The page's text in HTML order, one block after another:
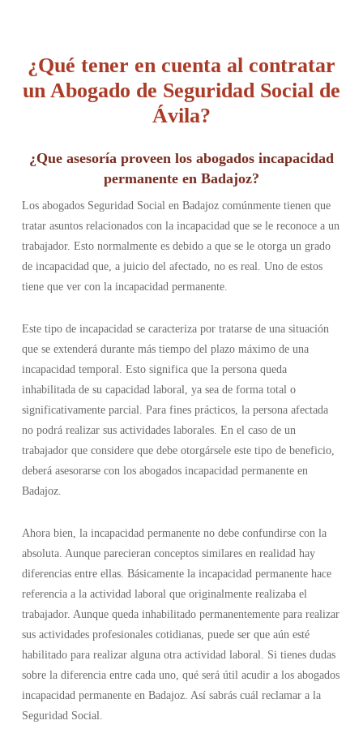
¿Qué tener en cuenta al contratar
un Abogado de Seguridad Social de
Ávila?
¿Que asesoría proveen los abogados incapacidad
permanente en Badajoz?
Los abogados Seguridad Social en Badajoz comúnmente tienen que
tratar asuntos relacionados con la incapacidad que se le reconoce a un
trabajador. Esto normalmente es debido a que se le otorga un grado
de incapacidad que, a juicio del afectado, no es real. Uno de estos
tiene que ver con la incapacidad permanente.
Este tipo de incapacidad se caracteriza por tratarse de una situación
que se extenderá durante más tiempo del plazo máximo de una
incapacidad temporal. Esto significa que la persona queda
inhabilitada de su capacidad laboral, ya sea de forma total o
significativamente parcial. Para fines prácticos, la persona afectada
no podrá realizar sus actividades laborales. En el caso de un
trabajador que considere que debe otorgársele este tipo de beneficio,
deberá asesorarse con los abogados incapacidad permanente en
Badajoz.
Ahora bien, la incapacidad permanente no debe confundirse con la
absoluta. Aunque parecieran conceptos similares en realidad hay
diferencias entre ellas. Básicamente la incapacidad permanente hace
referencia a la actividad laboral que originalmente realizaba el
trabajador. Aunque queda inhabilitado permanentemente para realizar
sus actividades profesionales cotidianas, puede ser que aún esté
habilitado para realizar alguna otra actividad laboral. Si tienes dudas
sobre la diferencia entre cada uno, qué será útil acudir a los abogados
incapacidad permanente en Badajoz. Así sabrás cuál reclamar a la
Seguridad Social.